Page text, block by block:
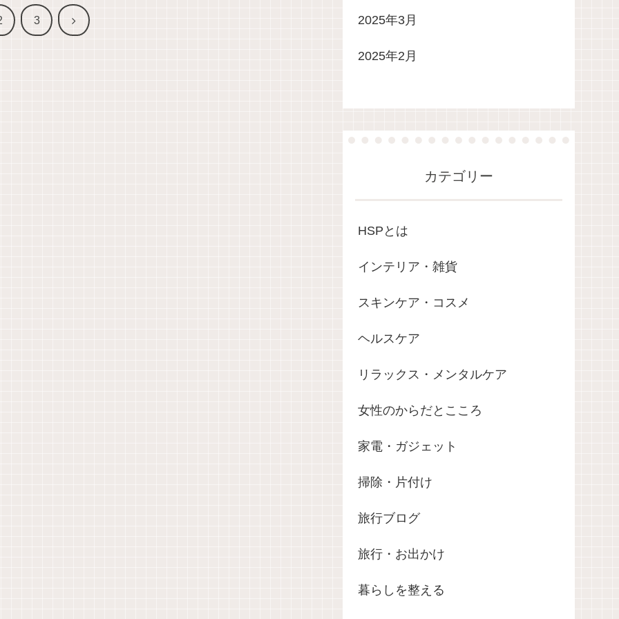
3 次 2025年3月
2025年2月
カテゴリー
HSPとは
インテリア・雑貨
スキンケア・コスメ
ヘルスケア
リラックス・メンタルケア
女性のからだとこころ
家電・ガジェット
掃除・片付け
旅行ブログ
旅行・お出かけ
暮らしを整える